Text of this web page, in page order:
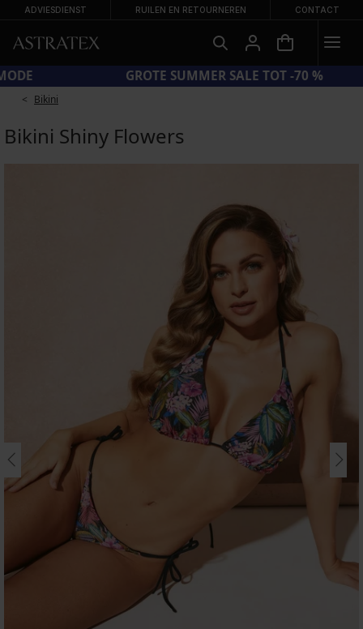
ADVIESDIENST RUILEN EN RETOURNEREN CONTACT
CODE SUN20 = EXTRA −20% OP AFGEPRIJSDE BADMODE
Bikini
Bikini Shiny Flowers